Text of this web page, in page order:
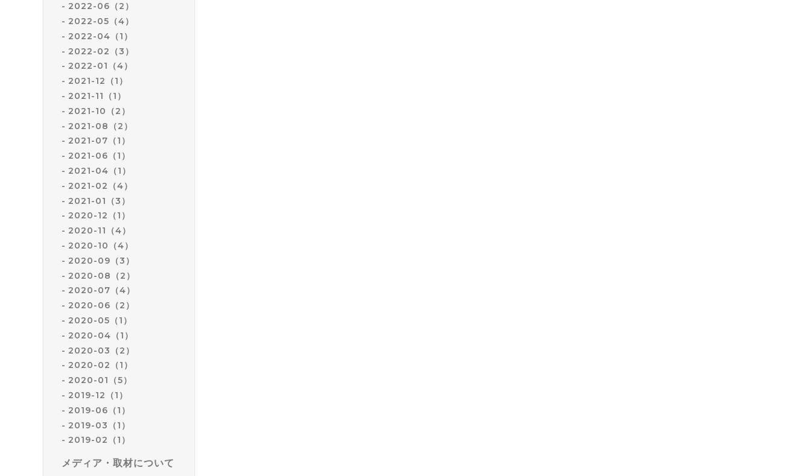
2022-06（2）
2022-05（4）
2022-04（1）
2022-02（3）
2022-01（4）
2021-12（1）
2021-11（1）
2021-10（2）
2021-08（2）
2021-07（1）
2021-06（1）
2021-04（1）
2021-02（4）
2021-01（3）
2020-12（1）
2020-11（4）
2020-10（4）
2020-09（3）
2020-08（2）
2020-07（4）
2020-06（2）
2020-05（1）
2020-04（1）
2020-03（2）
2020-02（1）
2020-01（5）
2019-12（1）
2019-06（1）
2019-03（1）
2019-02（1）
メディア・取材について